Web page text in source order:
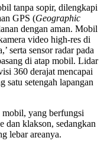
tanpa sopir, dilengkapi
GPS (Geographic
dengan aman. Mobil
video high-res di
serta sensor radar pada
di atap mobil. Lidar
360 derajat mencapai
satu setengah lapangan
mobil, yang berfungsi
dan klakson, sedangkan
lebar areanya.